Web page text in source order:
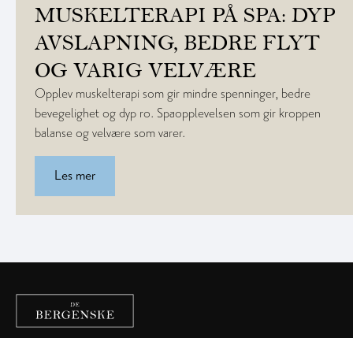
MUSKELTERAPI PÅ SPA: DYP
AVSLAPNING, BEDRE FLYT
OG VARIG VELVÆRE
Opplev muskelterapi som gir mindre spenninger, bedre
bevegelighet og dyp ro. Spaopplevelsen som gir kroppen
balanse og velvære som varer.
Les mer